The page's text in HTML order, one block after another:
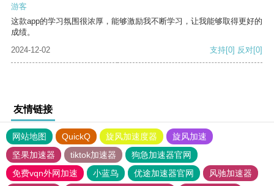
游客
这款app的学习氛围很浓厚，能够激励我不断学习，让我能够取得更好的
成绩。
2024-12-02
支持[0] 反对[0]
友情链接
网站地图 QuickQ 旋风加速度器
旋风加速
坚果加速器
tiktok加速器
狗急加速器官网
免费vqn外网加速
小蓝鸟 优途加速器官网
风驰加速器